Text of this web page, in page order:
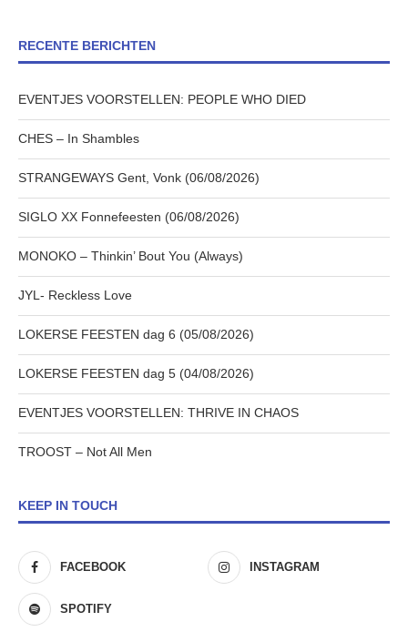
RECENTE BERICHTEN
EVENTJES VOORSTELLEN: PEOPLE WHO DIED
CHES – In Shambles
STRANGEWAYS Gent, Vonk (06/08/2026)
SIGLO XX Fonnefeesten (06/08/2026)
MONOKO – Thinkin’ Bout You (Always)
JYL- Reckless Love
LOKERSE FEESTEN dag 6 (05/08/2026)
LOKERSE FEESTEN dag 5 (04/08/2026)
EVENTJES VOORSTELLEN: THRIVE IN CHAOS
TROOST – Not All Men
KEEP IN TOUCH
FACEBOOK INSTAGRAM
SPOTIFY